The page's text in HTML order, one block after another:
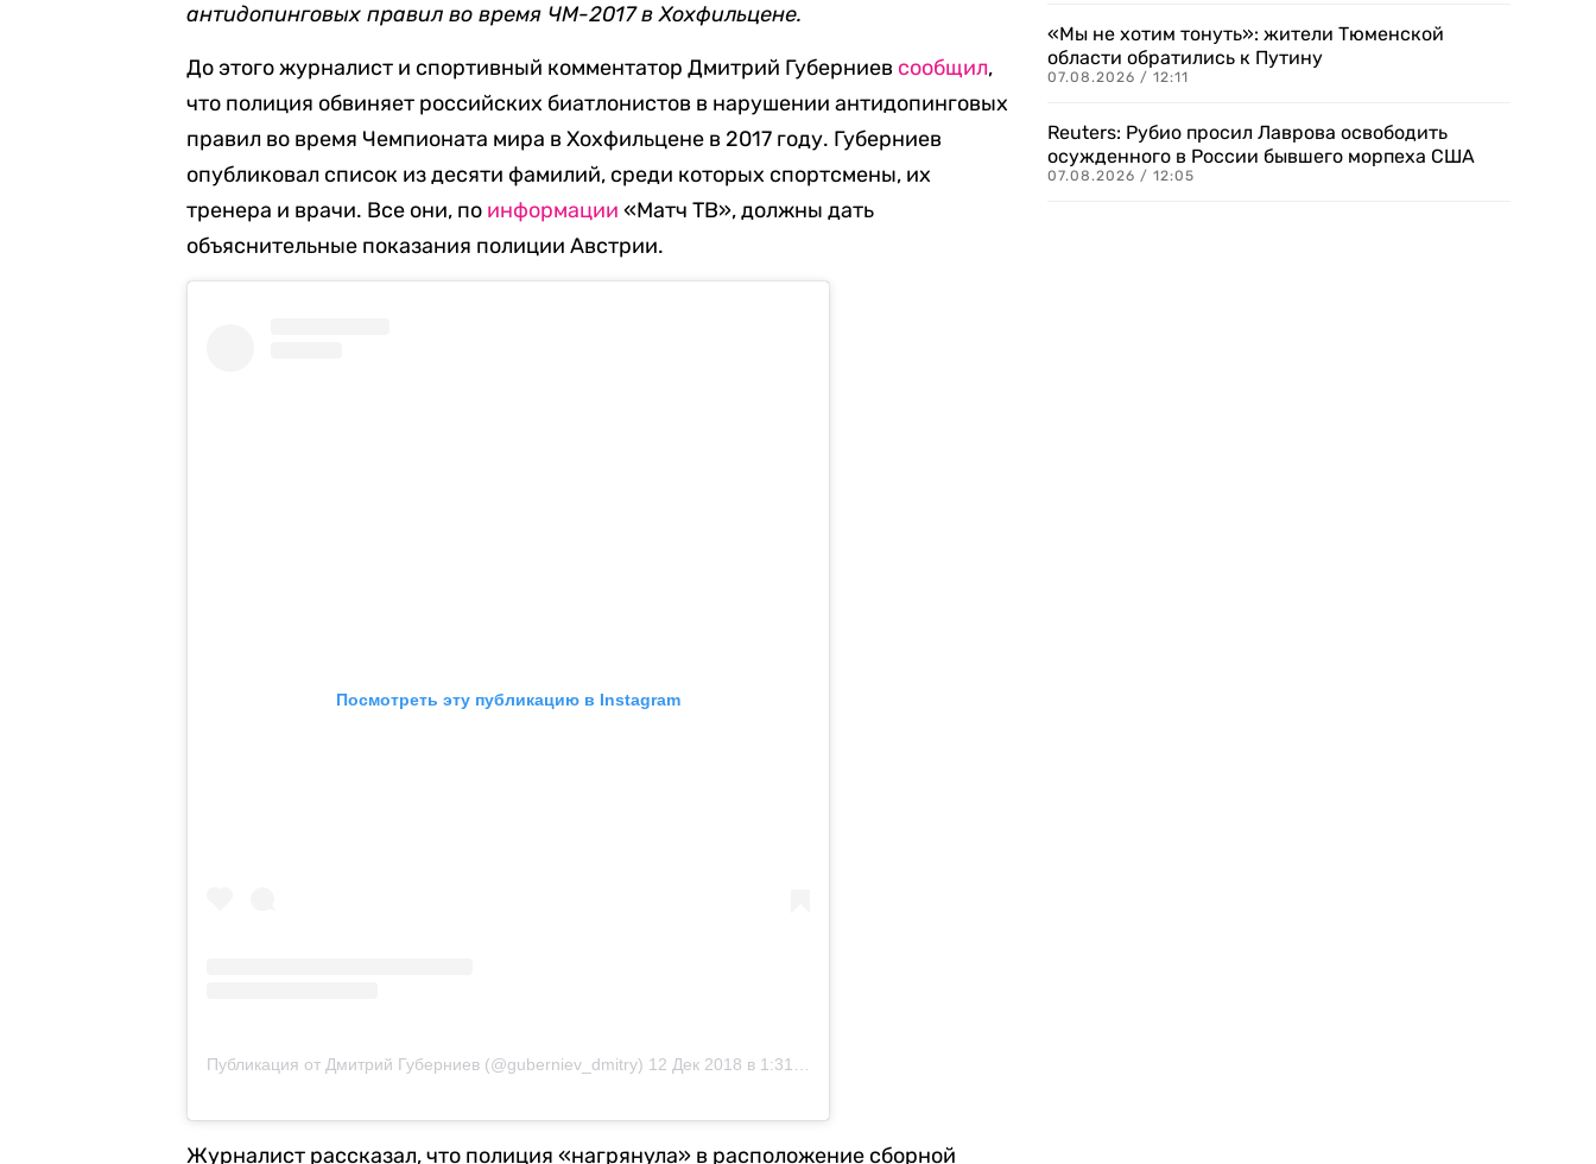
антидопинговых правил во время ЧМ-2017 в Хохфильцене.
До этого журналист и спортивный комментатор Дмитрий Губерниев сообщил,
что полиция обвиняет российских биатлонистов в нарушении антидопинговых
правил во время Чемпионата мира в Хохфильцене в 2017 году. Губерниев
опубликовал список из десяти фамилий, среди которых спортсмены, их
тренера и врачи. Все они, по информации «Матч ТВ», должны дать
объяснительные показания полиции Австрии.
Посмотреть эту публикацию в Instagram
Публикация от Дмитрий Губерниев (@guberniev_dmitry) 12 Дек 2018 в 1:31 PST
Журналист рассказал, что полиция «нагрянула» в расположение сборной
«Мы не хотим тонуть»: жители Тюменской
области обратились к Путину
07.08.2026 / 12:11
Reuters: Рубио просил Лаврова освободить
осужденного в России бывшего морпеха США
07.08.2026 / 12:05